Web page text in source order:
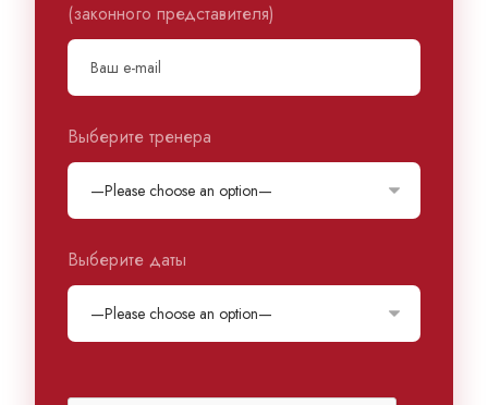
(законного представителя)
Выберите тренера
Выберите даты